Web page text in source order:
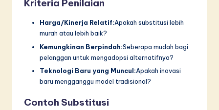
Kriteria Penilaian
Harga/Kinerja Relatif:Apakah substitusi lebih
murah atau lebih baik?
Kemungkinan Berpindah:Seberapa mudah bagi
pelanggan untuk mengadopsi alternatifnya?
Teknologi Baru yang Muncul:Apakah inovasi
baru mengganggu model tradisional?
Contoh Substitusi